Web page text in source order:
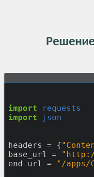
import
requests
import
json
headers = {
base_url
=
end_url
=
"/apps/